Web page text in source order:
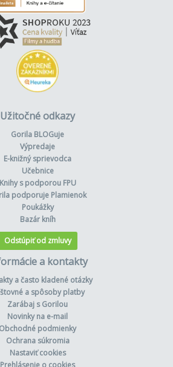
Užitočné odkazy
Gorila BLOGuje
Výpredaje
E-knižný sprievodca
Učebnice
Knihy s podporou FPU
podporuje Plamienok
Poukážky
Bazár kníh
Odstúpiť od zmluvy
a kontakty
a často kladené otázky
a spôsoby platby
Zarábaj s Gorilou
Novinky na e-mail
Obchodné podmienky
Ochrana súkromia
Nastaviť cookies